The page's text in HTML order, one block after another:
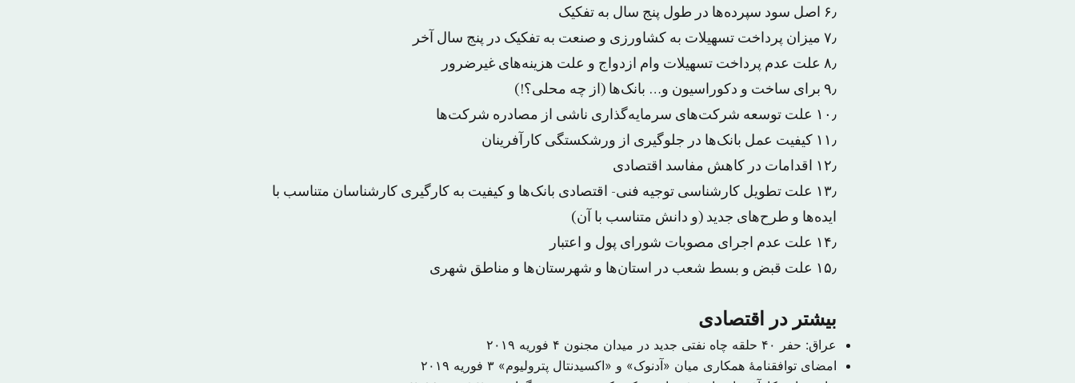
۶٫ اصل سود سپرده‌ها در طول پنج سال به تفکیک
۷٫ میزان پرداخت تسهیلات به کشاورزی و صنعت به تفکیک در پنج سال آخر
۸٫ علت عدم پرداخت تسهیلات وام ازدواج و علت هزینه‌های غیرضرور
۹٫ برای ساخت و دکوراسیون و… بانک‌ها (از چه محلی؟!)
۱۰٫ علت توسعه شرکت‌های سرمایه‌گذاری ناشی از مصادره شرکت‌ها
۱۱٫ کیفیت عمل بانک‌ها در جلوگیری از ورشکستگی کارآفرینان
۱۲٫ اقدامات در کاهش مفاسد اقتصادی
۱۳٫ علت تطویل کارشناسی توجیه فنی- اقتصادی بانک‌ها و کیفیت به کارگیری کارشناسان متناسب با
ایده‌ها و طرح‌های جدید (و دانش متناسب با آن)
۱۴٫ علت عدم اجرای مصوبات شورای پول و اعتبار
۱۵٫ علت قبض و بسط شعب در استان‌ها و شهرستان‌ها و مناطق شهری
بیشتر در اقتصادی
عراق: حفر ۴۰ حلقه چاه نفتی جدید در میدان مجنون
۴ فوریه ۲۰۱۹
امضای توافقنامهٔ همکاری میان «آدنوک» و «اکسیدنتال پترولیوم» ۳ فوریه ۲۰۱۹